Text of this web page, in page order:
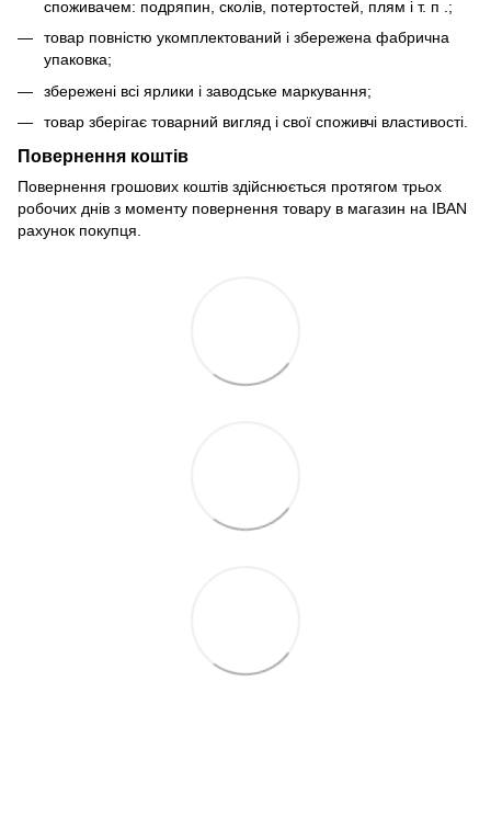
споживачем: подряпин, сколів, потертостей, плям і т. п .;
товар повністю укомплектований і збережена фабрична
упаковка;
збережені всі ярлики і заводське маркування;
товар зберігає товарний вигляд і свої споживчі властивості.
Повернення коштів
Повернення грошових коштів здійснюється протягом трьох
робочих днів з моменту повернення товару в магазин на IBAN
рахунок покупця.